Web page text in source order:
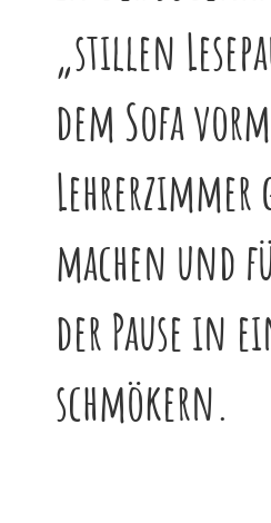
„stillen
dem Sofa vorm
machen und
der Pause in
schmökern.